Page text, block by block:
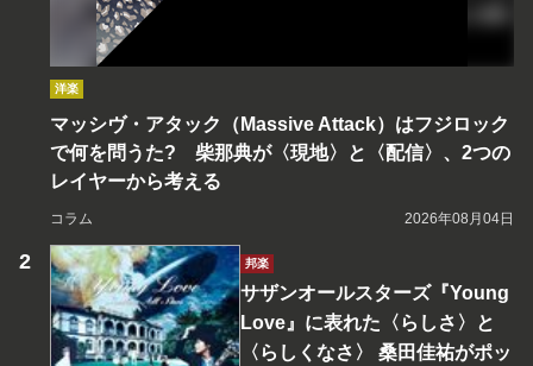
洋楽
マッシヴ・アタック（Massive Attack）はフジロック
で何を問うた? 柴那典が〈現地〉と〈配信〉、2つの
レイヤーから考える
コラム 2026年08月04日
邦楽
サザンオールスターズ『Young
Love』に表れた〈らしさ〉と
〈らしくなさ〉 桑田佳祐がポッ